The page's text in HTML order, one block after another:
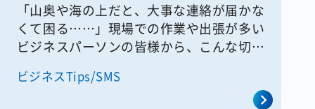
「山奥や海の上だと、大事な連絡が届かな
くて困る……」現場での作業や出張が多い
ビジネスパーソンの皆様から、こんな切実
バイル通信は地上の基地局がカバーしてい
ビジネスTips/SMS